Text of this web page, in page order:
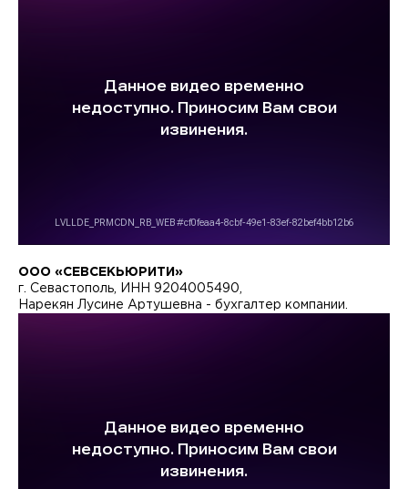
ООО «СЕВСЕКЬЮРИТИ»
г. Севастополь, ИНН 9204005490,
Нарекян Лусине Артушевна - бухгалтер компании.